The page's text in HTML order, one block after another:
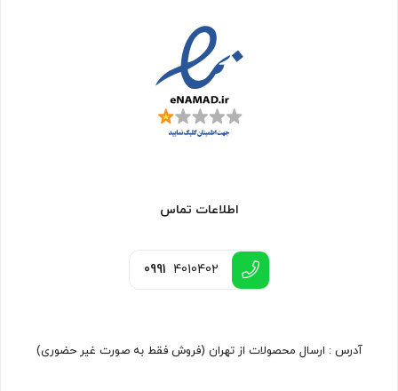
اطلاعات تماس
0991 4010402
آدرس : ارسال محصولات از تهران (فروش فقط به صورت غیر حضوری)